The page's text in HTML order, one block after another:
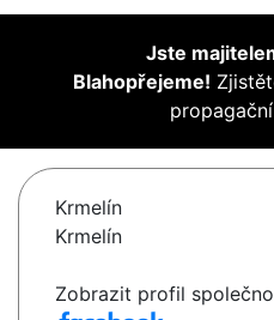
Jste
Blahopřejeme!
Krmelín
Krmelín
Zobrazit profil